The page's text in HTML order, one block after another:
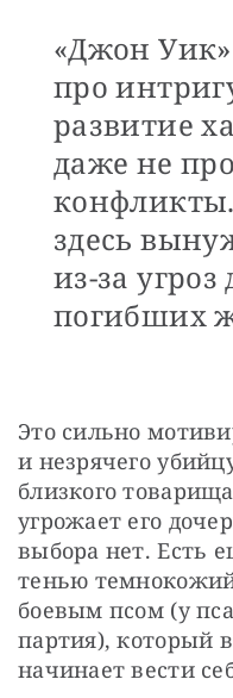
«Джон
про
развитие
даже не
здесь
из-за угроз
погибших
Это сильно
и незрячего
близкого
угрожает его
выбора нет. Есть
тенью
боевым псом (у
партия), который
начинает вести